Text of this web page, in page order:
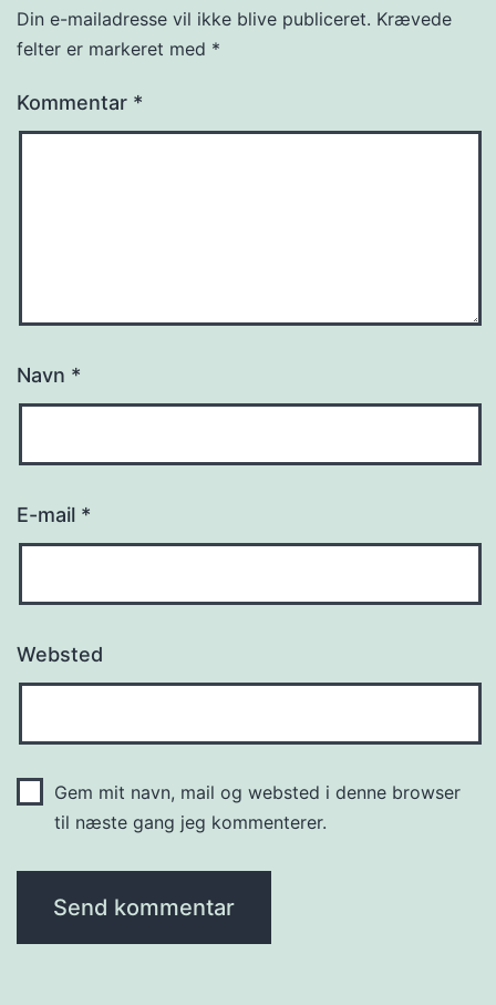
Din e-mailadresse vil ikke blive publiceret. Krævede
felter er markeret med *
Kommentar *
Navn *
E-mail *
Websted
Gem mit navn, mail og websted i denne browser
til næste gang jeg kommenterer.